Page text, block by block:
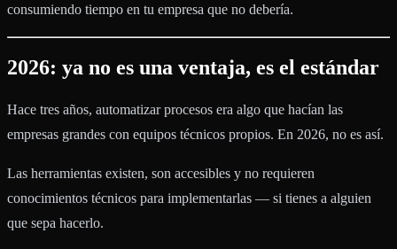
consumiendo tiempo en tu empresa que no debería.
2026: ya no es una ventaja, es el estándar
Hace tres años, automatizar procesos era algo que hacían las
empresas grandes con equipos técnicos propios. En 2026, no es así.
Las herramientas existen, son accesibles y no requieren
conocimientos técnicos para implementarlas — si tienes a alguien
que sepa hacerlo.